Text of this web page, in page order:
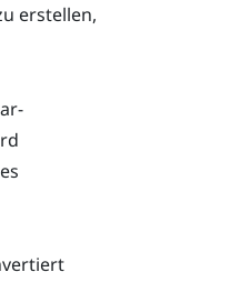
erstellen,